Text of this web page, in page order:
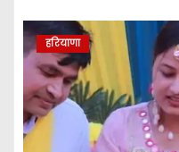
हरियाणा